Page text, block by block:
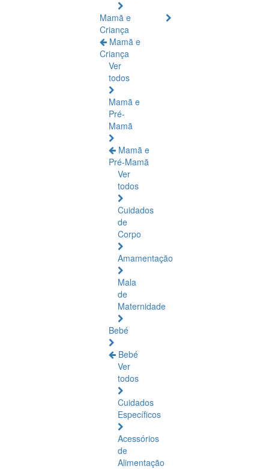
Mamã e
Criança
Mamã e
Criança
Ver
todos
Mamã e
Pré-
Mamã
Mamã e
Pré-Mamã
Ver
todos
Cuidados
de
Corpo
Amamentação
Mala
de
Maternidade
Bebé
Bebé
Ver
todos
Cuidados
Específicos
Acessórios
de
Alimentação